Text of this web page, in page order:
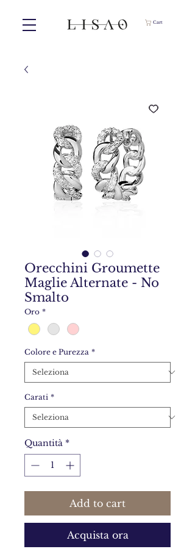
Cart
Orecchini Groumette
Maglie Alternate - No
Smalto
Oro *
Colore e Purezza *
Carati *
Quantità *
Add to cart
Acquista ora